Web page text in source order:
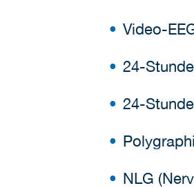
Video-
24-
24-
NLG